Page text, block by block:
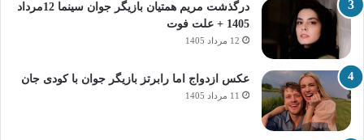
درگذشت مریم همتیان بازیگر جوان سینما 12مرداد
1405 + علت فوت
12 مرداد 1405
عکس ازدواج اما رابرتز بازیگر جوان با کودی جان
11 مرداد 1405